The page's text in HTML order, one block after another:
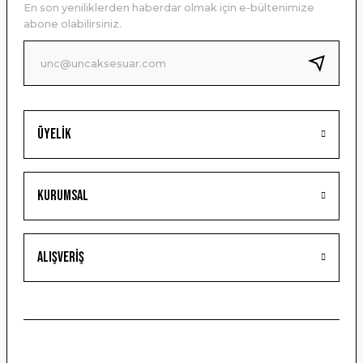
Ürün bilgilerinde hatalar bulunuyor.
Ürün fiyatı diğer sitelerden daha pahalı.
Bu ürüne benzer farklı alternatifler olmalı.
Gönder
Üyelik
Kurumsal
Alışveriş
En son yeniliklerden haberdar olmak için e-bültenimize
abone olabilirsiniz.